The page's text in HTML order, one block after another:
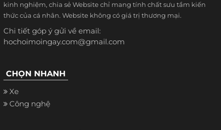
kinh nghiệm, chia sẻ Website chỉ mang tính chất sưu tầm kiến
thức của cá nhân. Website không có giá trị thương mại.
Chi tiết góp ý gửi về email:
hochoimoingay.com@gmail.com
CHỌN NHANH
Xe
Công nghệ